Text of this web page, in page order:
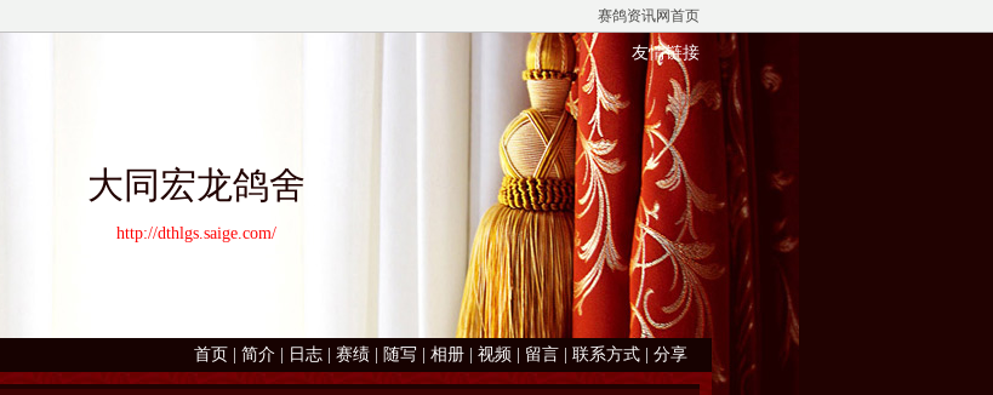
赛鸽资讯网首页
友情链接
大同宏龙鸽舍
http://dthlgs.saige.com/
首页 简介 日志 赛绩 随写 相册 视频 留言 联系方式 分享